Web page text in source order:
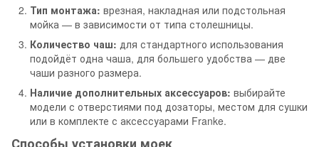
Тип монтажа: врезная, накладная или подстольная
мойка — в зависимости от типа столешницы.
Количество чаш: для стандартного использования
подойдёт одна чаша, для большего удобства — две
чаши разного размера.
Наличие дополнительных аксессуаров: выбирайте
модели с отверстиями под дозаторы, местом для сушки
или в комплекте с аксессуарами Franke.
Способы установки моек